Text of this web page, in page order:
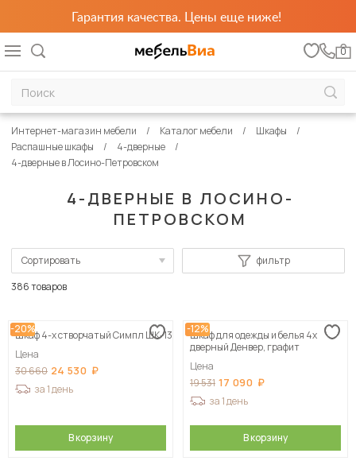
Гарантия качества. Цены еще ниже!
0
4-ДВЕРНЫЕ В ЛОСИНО-
ПЕТРОВСКОМ
Интернет-магазин мебели Каталог мебели
Шкафы
Распашные шкафы
4-дверные
4-дверные в Лосино-Петровском
Сортировать
Сначала дорогие
фильтр
386 товаров
-20%
Шкаф 4-х створчатый Симпл ШК-13
Цена
30 660 24 530
за 1 день
В корзину
-12%
Шкаф для одежды и белья 4х
дверный Денвер, графит
Цена
19 531 17 090
за 1 день
В корзину